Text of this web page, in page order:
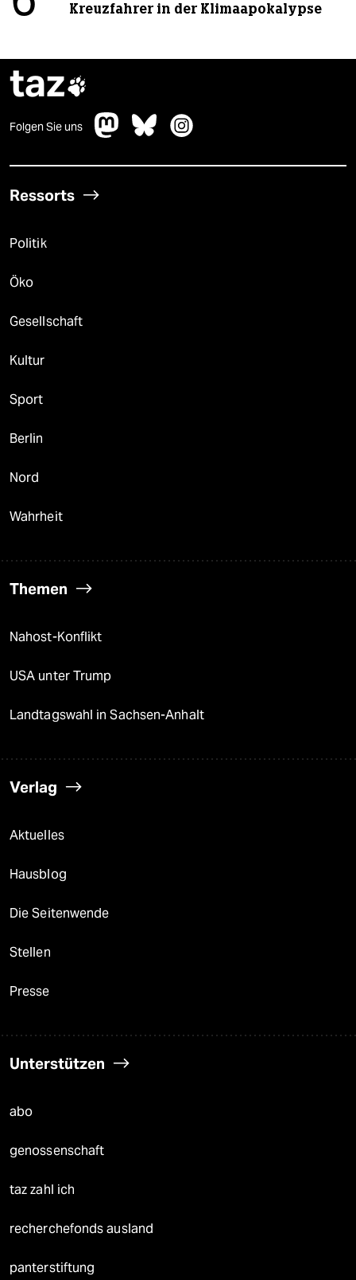
Kreuzfahrer in der Klimaapokalypse
taz
Folgen Sie uns
Ressorts
Politik
Öko
Gesellschaft
Kultur
Sport
Berlin
Nord
Wahrheit
Themen
Nahost-Konflikt
USA unter Trump
Landtagswahl in Sachsen-Anhalt
Verlag
Aktuelles
Hausblog
Die Seitenwende
Stellen
Presse
Unterstützen
abo
genossenschaft
taz zahl ich
recherchefonds ausland
panterstiftung